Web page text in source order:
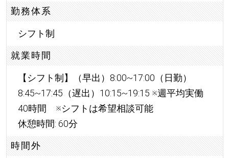
勤務体系
シフト制
就業時間
【シフト制】（早出）8:00~17:00（日勤）
8:45~17:45（遅出）10:15~19:15 ※週平均実働
40時間 ※シフトは希望相談可能
休憩時間: 60分
時間外